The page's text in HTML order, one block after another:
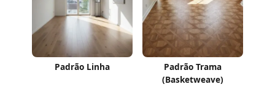
Padrão Linha
Padrão Trama
(Basketweave)